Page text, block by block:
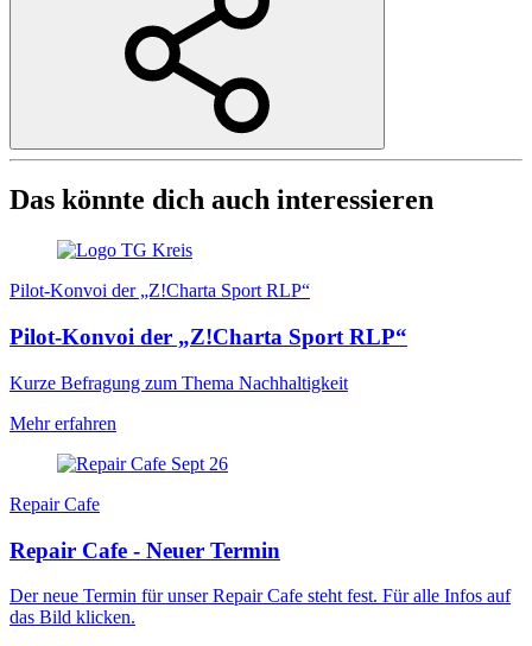
Das könnte dich auch interessieren
Pilot-Konvoi der „Z!Charta Sport RLP“
Pilot-Konvoi der „Z!Charta Sport RLP“
Kurze Befragung zum Thema Nachhaltigkeit
Mehr erfahren
Repair Cafe
Repair Cafe - Neuer Termin
Der neue Termin für unser Repair Cafe steht fest. Für alle Infos auf
das Bild klicken.